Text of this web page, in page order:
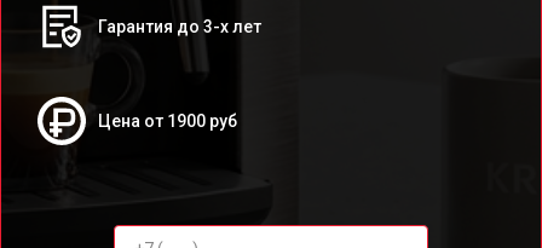
Гарантия до 3-х лет
Цена от 1900 руб